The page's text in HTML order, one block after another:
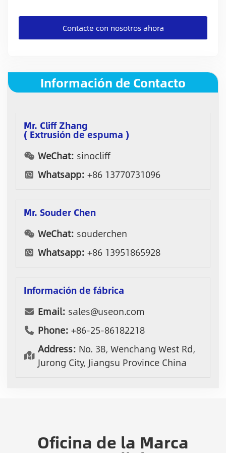
Contacte con nosotros ahora
Información de Contacto
Mr. Cliff Zhang
( Extrusión de espuma )
WeChat: sinocliff
Whatsapp: +86 13770731096
Mr. Souder Chen
WeChat: souderchen
Whatsapp: +86 13951865928
Información de fábrica
Email: sales@useon.com
Phone: +86-25-86182218
Address: No. 38, Wenchang West Rd,
Jurong City, Jiangsu Province China
Oficina de la Marca